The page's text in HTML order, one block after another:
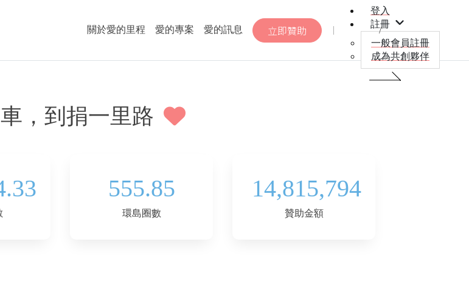
關於愛的里程 愛的專案 愛的訊息 立即贊助
登入
註冊
一般會員註冊
成為共創夥伴
，到捐一里路
555.85
環島圈數
14,815,794
贊助金額